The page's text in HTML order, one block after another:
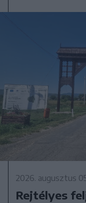
2026. augusztus
Rejtélyes